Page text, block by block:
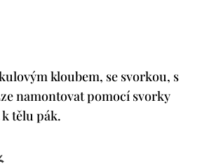
kloubem, se svorkou, s
namontovat pomocí svorky
tělu pák.